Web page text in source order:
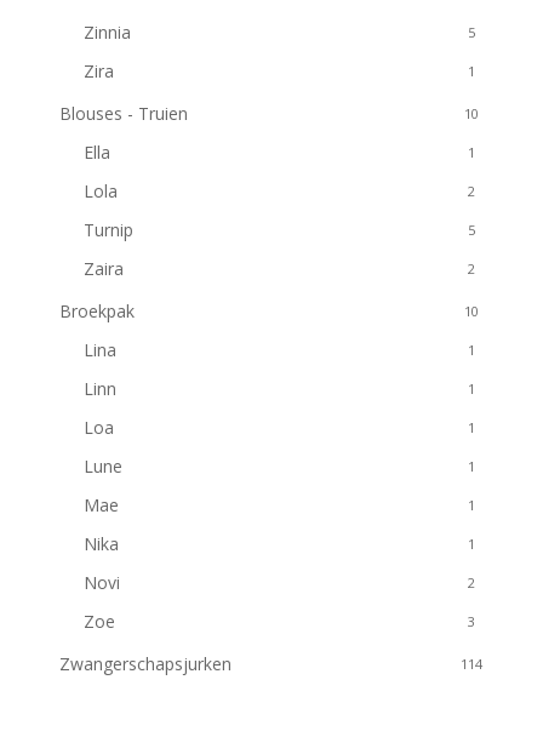
Zinnia 5
Zira 1
Blouses - Truien 10
Ella 1
Lola 2
Turnip 5
Zaira 2
Broekpak 10
Lina 1
Linn 1
Loa 1
Lune 1
Mae 1
Nika 1
Novi 2
Zoe 3
Zwangerschapsjurken 114